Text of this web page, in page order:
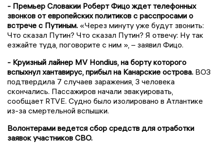
- Премьер Словакии Роберт Фицо ждет телефонных
звонков от европейских политиков с расспросами о
встрече с Путиным. «Через минуту уже будут звонить:
Что сказал Путин? Что сказал Путин? Я отвечу: Ну так
езжайте туда, поговорите с ним », – заявил Фицо.
- Круизный лайнер MV Hondius, на борту которого
вспыхнул хантавирус, прибыл на Канарские острова. ВОЗ
подтвердила 7 случаев заражения, 3 человека
скончались. Пассажиров начали эвакуировать,
сообщает RTVE. Судно было изолировано в Атлантике
из-за смертельной вспышки.
Волонтерами ведется сбор средств для отработки
заявок участников СВО.